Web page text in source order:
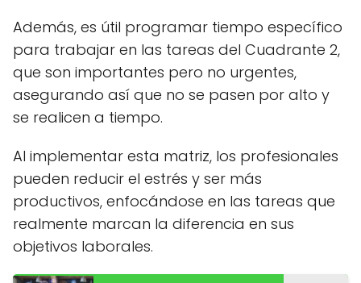
Además, es útil programar tiempo específico
para trabajar en las tareas del Cuadrante 2,
que son importantes pero no urgentes,
asegurando así que no se pasen por alto y
se realicen a tiempo.
Al implementar esta matriz, los profesionales
pueden reducir el estrés y ser más
productivos, enfocándose en las tareas que
realmente marcan la diferencia en sus
objetivos laborales.